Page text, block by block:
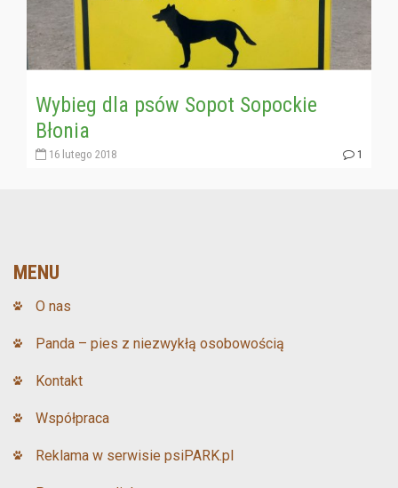
Wybieg dla psów Sopot Sopockie
Błonia
16 lutego 2018 1
MENU
O nas
Panda – pies z niezwykłą osobowością
Kontakt
Współpraca
Reklama w serwisie psiPARK.pl